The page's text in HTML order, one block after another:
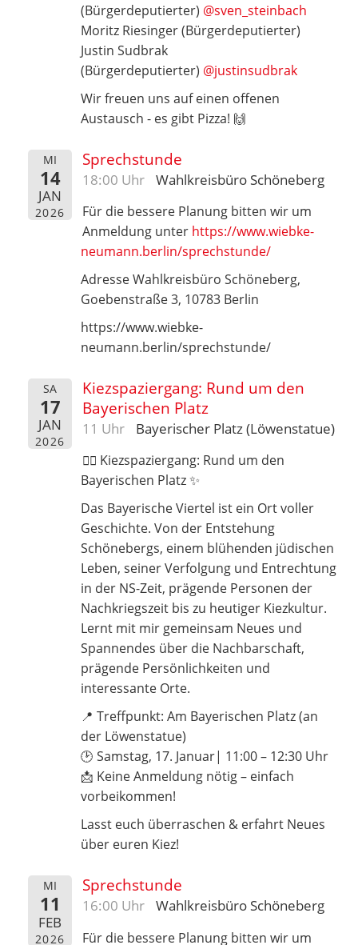
(Bürgerdeputierter) @sven_steinbach
Moritz Riesinger (Bürgerdeputierter)
Justin Sudbrak
(Bürgerdeputierter) @justinsudbrak
Wir freuen uns auf einen offenen
Austausch - es gibt Pizza! 🙌
MI
14
JAN
2026
Sprechstunde
18:00 Uhr Wahlkreisbüro Schöneberg
Für die bessere Planung bitten wir um
Anmeldung unter https://www.wiebke-
neumann.berlin/sprechstunde/
Adresse Wahlkreisbüro Schöneberg,
Goebenstraße 3, 10783 Berlin
https://www.wiebke-
neumann.berlin/sprechstunde/
SA
17
JAN
2026
Kiezspaziergang: Rund um den
Bayerischen Platz
11 Uhr Bayerischer Platz (Löwenstatue)
🚶‍♀️ Kiezspaziergang: Rund um den
Bayerischen Platz ✨
Das Bayerische Viertel ist ein Ort voller
Geschichte. Von der Entstehung
Schönebergs, einem blühenden jüdischen
Leben, seiner Verfolgung und Entrechtung
in der NS-Zeit, prägende Personen der
Nachkriegszeit bis zu heutiger Kiezkultur.
Lernt mit mir gemeinsam Neues und
Spannendes über die Nachbarschaft,
prägende Persönlichkeiten und
interessante Orte.
📍 Treffpunkt: Am Bayerischen Platz (an
der Löwenstatue)
🕑 Samstag, 17. Januar| 11:00 – 12:30 Uhr
📩 Keine Anmeldung nötig – einfach
vorbeikommen!
Lasst euch überraschen & erfahrt Neues
über euren Kiez!
MI
11
FEB
2026
Sprechstunde
16:00 Uhr Wahlkreisbüro Schöneberg
Für die bessere Planung bitten wir um